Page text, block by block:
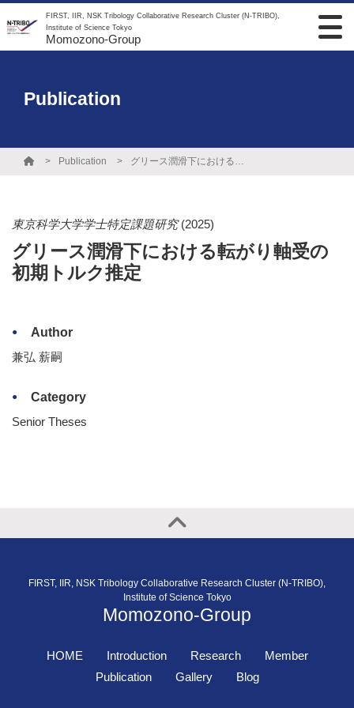
FIRST, IIR, NSK Tribology Collaborative Research Cluster (N-TRIBO),
Institute of Science Tokyo
Momozono-Group
Publication
Publication グリース潤滑下における転がり軸受の初期トルク推定
東京科学大学学士特定課題研究 (2025)
グリース潤滑下における転がり軸受の
初期トルク推定
Author
兼弘 薪嗣
Category
Senior Theses
FIRST, IIR, NSK Tribology Collaborative Research Cluster (N-TRIBO),
Institute of Science Tokyo
Momozono-Group
HOME Introduction Research
Member
Publication
Gallery Blog